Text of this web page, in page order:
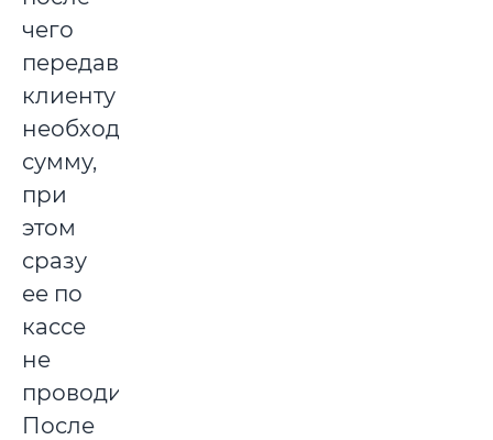
чего
передавала
клиенту
необходимую
сумму,
при
этом
сразу
ее по
кассе
не
проводила.
После